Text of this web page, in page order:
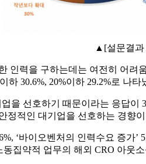
▲[설문결과
인력을 구하는데는 여전히 어
하 30.6%, 20%이하 29.2%로 나
을 선호하기 때문이라는 응답이
정적인 대기업을 선호하는 경향
‘바이오벤처의 인력수요 증
집약적 업무의 해외 CRO 아웃